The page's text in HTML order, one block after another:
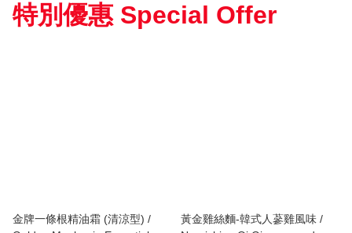
特別優惠 Special Offer
金牌一條根精油霜 (清涼型) /
黃金雞絲麵-韓式人蔘雞風味 /